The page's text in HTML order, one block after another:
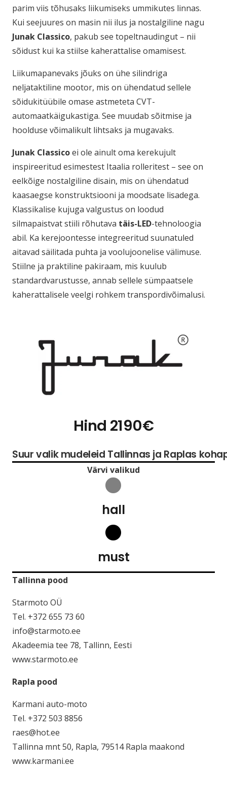
parim viis tõhusaks liikumiseks ummikutes linnas.
Kui seejuures on masin nii ilus ja nostalgiline nagu
Junak Classico, pakub see topeltnaudingut – nii
sõidust kui ka stiilse kaherattalise omamisest.
Liikumapanevaks jõuks on ühe silindriga
neljataktiline mootor, mis on ühendatud sellele
sõidukitüübile omase astmeteta CVT-
automaatkäigukastiga. See muudab sõitmise ja
hoolduse võimalikult lihtsaks ja mugavaks.
Junak Classicoei ole ainult oma kerekujult
inspireeritud esimestest Itaalia rolleritest – see on
eelkõige nostalgiline disain, mis on ühendatud
kaasaegse konstruktsiooni ja moodsate lisadega.
Klassikalise kujuga valgustus on loodud
silmapaistvat stiili rõhutava täis-LED-tehnoloogia
abil. Ka kerejoontesse integreeritud suunatuled
aitavad säilitada puhta ja voolujoonelise välimuse.
Stiilne ja praktiline pakiraam, mis kuulub
standardvarustusse, annab sellele sümpaatsele
kaherattalisele veelgi rohkem transpordivõimalusi.
Hind 2190€
Suur valik mudeleid Tallinnas ja Raplas
Värvi valikud
hall
must
Tallinna pood
Starmoto OÜ
Tel. +372 655 73 60
info@starmoto.ee
Akadeemia tee 78, Tallinn, Eesti
www.starmoto.ee
Rapla pood
Karmani auto-moto
Tel. +372 503 8856
raes@hot.ee
Tallinna mnt 50, Rapla, 79514 Rapla maakond
www.karmani.ee